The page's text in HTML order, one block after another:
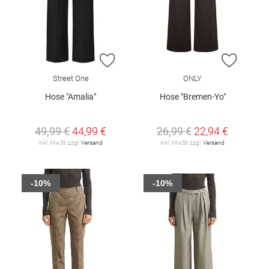
ZUR WUNSCHLISTE HINZUFÜGEN
Street One
Hose "Amalia"
49,99 €44,99 €
inkl. MwSt. zzgl.Versand
ZUR
ONLY
Hose "Bremen-Yo"
26,99 € 22,94 €
inkl. MwSt. zzgl.Versand
-10% -10%